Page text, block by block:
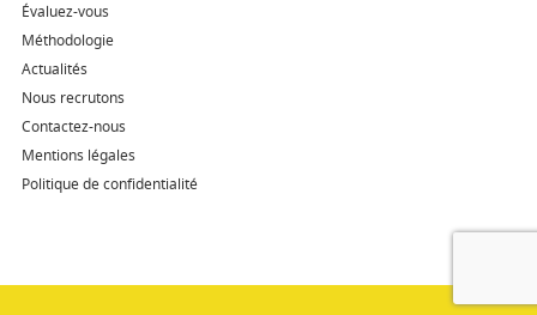
Évaluez-vous
Méthodologie
Actualités
Nous recrutons
Contactez-nous
Mentions légales
Politique de confidentialité